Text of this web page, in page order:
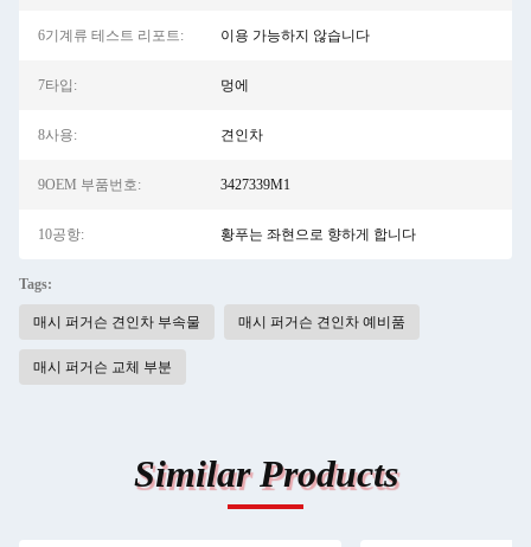
6기계류 테스트 리포트: 이용 가능하지 않습니다
7타입: 멍에
8사용: 견인차
9OEM 부품번호: 3427339M1
10공항: 황푸는 좌현으로 향하게 합니다
Tags:
매시 퍼거슨 견인차 부속물 매시 퍼거슨 견인차 예비품
매시 퍼거슨 교체 부분
Similar Products